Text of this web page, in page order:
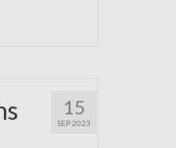
15
SEP 2023